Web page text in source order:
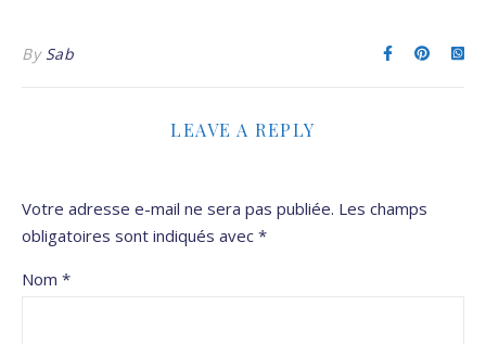
By Sab
LEAVE A REPLY
Votre adresse e-mail ne sera pas publiée. Les champs
obligatoires sont indiqués avec *
Nom *